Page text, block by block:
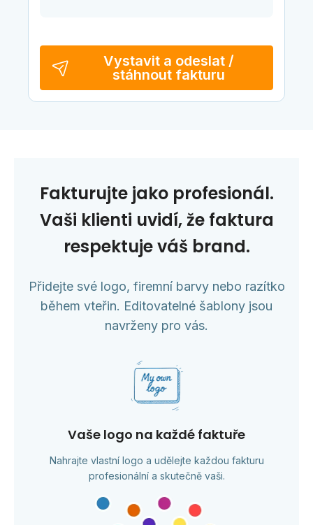
Vystavit a odeslat /
stáhnout fakturu
Fakturujte jako profesionál.
Vaši klienti uvidí, že faktura
respektuje váš brand.
Přidejte své logo, firemní barvy nebo razítko
během vteřin. Editovatelné šablony jsou
navrženy pro vás.
Vaše logo na každé faktuře
Nahrajte vlastní logo a udělejte každou fakturu
profesionální a skutečně vaši.